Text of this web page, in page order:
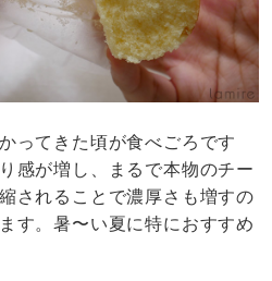
ってきた頃が食べごろです
感が増し、まるで本物のチー
されることで濃厚さも増すの
す。暑〜い夏に特におすすめ